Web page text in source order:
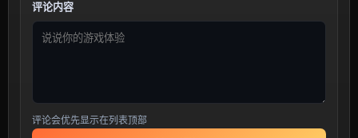
评论内容
评论会优先显示在列表顶部